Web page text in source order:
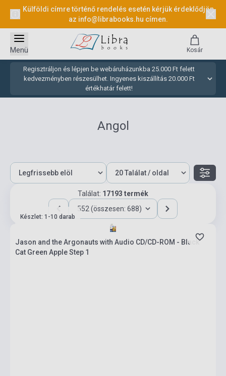
Külföldi címre történő rendelés esetén kérjük érdeklődjön
az info@librabooks.hu címen.
Regisztráljon és lépjen be webáruházunkba 25.000 Ft felett
kedvezményben részesülhet. Ingyenes kiszállítás 20.000 Ft
értékhatár felett!
Menü Kosár
Angol
Találat: 17193 termék
552 (összesen: 688)
Készlet: 1-10 darab
Jason and the Argonauts with Audio CD/CD-ROM - Black
Cat Green Apple Step 1